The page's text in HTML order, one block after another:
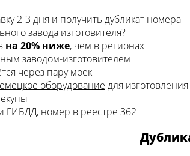
2-3 дня и получить дубликат номера
завода изготовителя?
на 20% ниже, чем в регионах
заводом-изготовителем
через пару моек
оборудование для
ГИБДД, номер в реестре 362